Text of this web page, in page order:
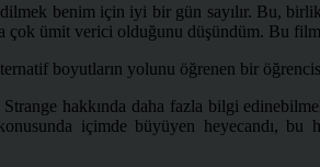
benim için iyi bir gün sayılır. Bu,
ümit verici olduğunu düşündüm. Bu
boyutların yolunu öğrenen bir
hakkında daha fazla bilgi
içimde büyüyen heyecandı,